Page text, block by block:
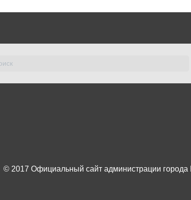
© 2017 Официальный сайт администрации города